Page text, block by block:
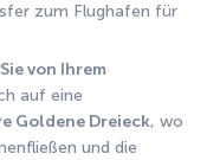
zum Flughafen für
von Ihrem
Goldene Dreieck, wo
und die